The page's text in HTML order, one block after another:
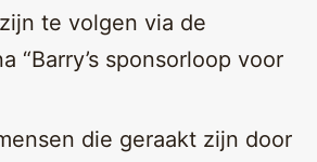
te volgen via de
“Barry’s sponsorloop voor
die geraakt zijn door